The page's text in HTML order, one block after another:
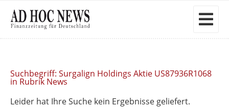
Suchbegriff: Surgalign Holdings Aktie US87936R1068
in Rubrik News
Leider hat Ihre Suche kein Ergebnisse geliefert.